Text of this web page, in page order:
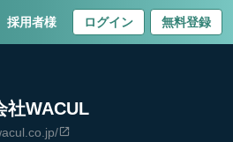
採用者様 ログイン 無料登録
社WACUL